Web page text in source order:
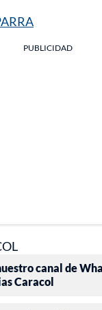
PUBLICIDAD
canal de
Caracol